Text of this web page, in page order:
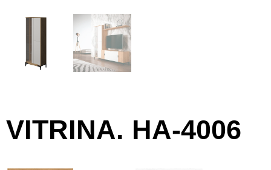
VITRINA. HA-4006